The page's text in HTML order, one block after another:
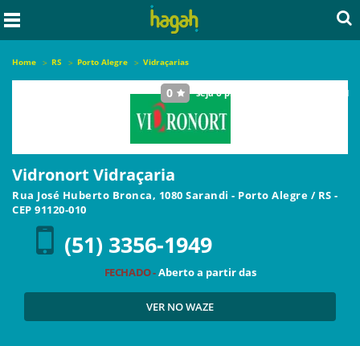
Home RS Porto Alegre Vidraçarias
0 seja o primeiro a avaliar este local
Vidronort Vidraçaria
Rua José Huberto Bronca, 1080 Sarandi - Porto Alegre / RS -
CEP 91120-010
(51) 3356-1949
FECHADO -Aberto a partir das
VER NO WAZE